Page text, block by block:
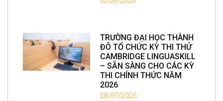
TRƯỜNG ĐẠI HỌC THÀNH
ĐÔ TỔ CHỨC KỲ THI THỬ
CAMBRIDGE LINGUASKILL
– SẴN SÀNG CHO CÁC KỲ
THI CHÍNH THỨC NĂM
2026
28/07/2026